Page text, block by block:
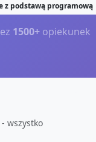
z podstawą programową
1500+ opiekunek
wszystko